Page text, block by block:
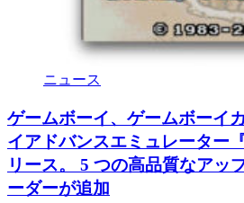
ニュース
ゲームボーイ、ゲームボーイ
イアドバンスエミュレーター
リース。 5 つの高品質なアッ
ーダーが追加